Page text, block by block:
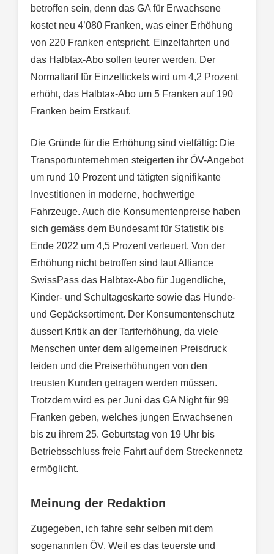
betroffen sein, denn das GA für Erwachsene
kostet neu 4’080 Franken, was einer Erhöhung
von 220 Franken entspricht. Einzelfahrten und
das Halbtax-Abo sollen teurer werden. Der
Normaltarif für Einzeltickets wird um 4,2 Prozent
erhöht, das Halbtax-Abo um 5 Franken auf 190
Franken beim Erstkauf.
Die Gründe für die Erhöhung sind vielfältig: Die
Transportunternehmen steigerten ihr ÖV-Angebot
um rund 10 Prozent und tätigten signifikante
Investitionen in moderne, hochwertige
Fahrzeuge. Auch die Konsumentenpreise haben
sich gemäss dem Bundesamt für Statistik bis
Ende 2022 um 4,5 Prozent verteuert. Von der
Erhöhung nicht betroffen sind laut Alliance
SwissPass das Halbtax-Abo für Jugendliche,
Kinder- und Schultageskarte sowie das Hunde-
und Gepäcksortiment. Der Konsumentenschutz
äussert Kritik an der Tariferhöhung, da viele
Menschen unter dem allgemeinen Preisdruck
leiden und die Preiserhöhungen von den
treusten Kunden getragen werden müssen.
Trotzdem wird es per Juni das GA Night für 99
Franken geben, welches jungen Erwachsenen
bis zu ihrem 25. Geburtstag von 19 Uhr bis
Betriebsschluss freie Fahrt auf dem Streckennetz
ermöglicht.
Meinung der Redaktion
Zugegeben, ich fahre sehr selben mit dem
sogenannten ÖV. Weil es das teuerste und